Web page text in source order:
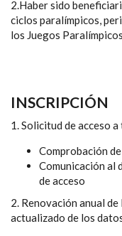
2.Haber sido
ciclos paralímpicos,
los Juegos
INSCRIPCIÓN
1. Solicitud de acceso
Comprobación
Comunicación al
de acceso
2. Renovación anual
actualizado de los